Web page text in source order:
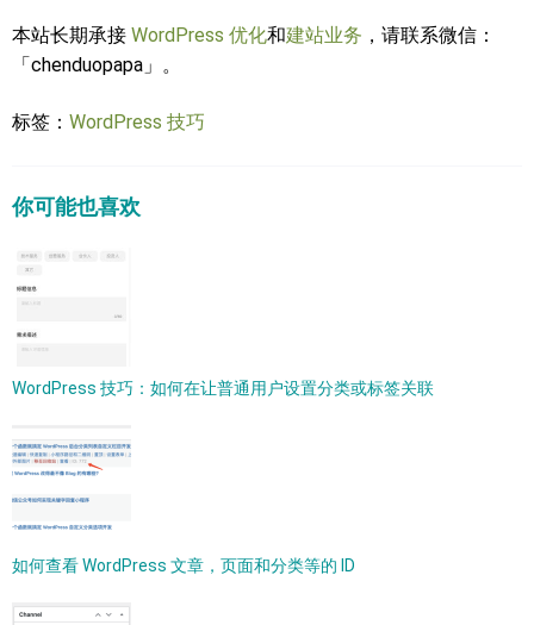
本站长期承接 WordPress 优化和建站业务 ，请联系微信：
「chenduopapa」。
标签： WordPress 技巧
你可能也喜欢
WordPress 技巧：如何在让普通用户设置分类或标签关联
如何查看 WordPress 文章，页面和分类等的 ID